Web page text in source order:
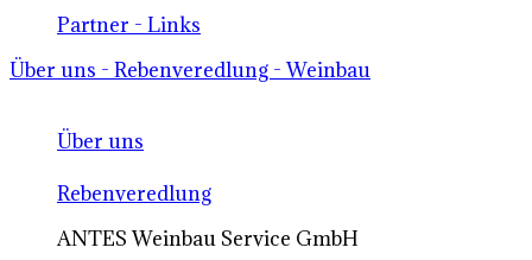
Partner - Links
Über uns - Rebenveredlung - Weinbau
Über uns
Rebenveredlung
ANTES Weinbau Service GmbH